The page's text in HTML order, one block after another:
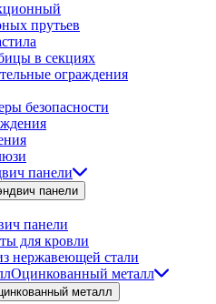
прутьев
в секциях
ограждения
безопасности
панели
панели
панели
для кровли
нержавеющей стали
Оцинкованный металл
металл